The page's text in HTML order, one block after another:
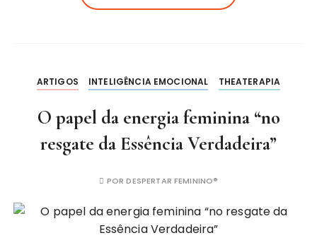
ARTIGOS INTELIGÊNCIA EMOCIONAL THEATERAPIA
O papel da energia feminina “no
resgate da Essência Verdadeira”
PORDESPERTAR FEMININO®